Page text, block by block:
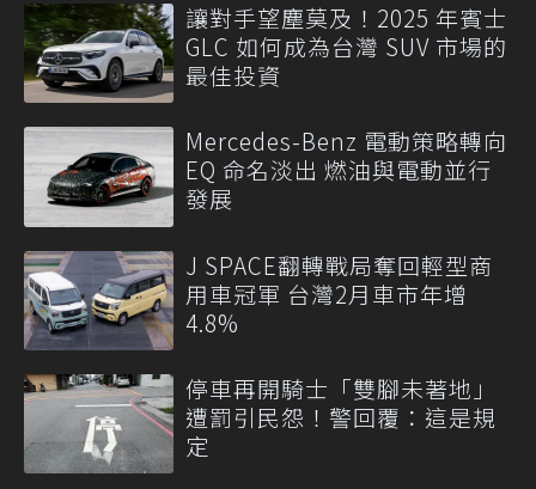
讓對手望塵莫及！2025 年賓士
GLC 如何成為台灣 SUV 市場的
最佳投資
Mercedes-Benz 電動策略轉向
EQ 命名淡出 燃油與電動並行
發展
J SPACE翻轉戰局奪回輕型商
用車冠軍 台灣2月車市年增
4.8%
停車再開騎士「雙腳未著地」
遭罰引民怨！警回覆：這是規
定